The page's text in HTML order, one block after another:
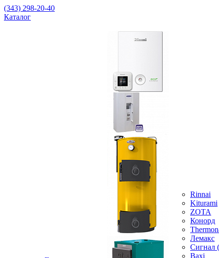
(343) 298-20-40
Каталог
Rinnai
Kiturami
ZOTA
Конорд
Лемакс
Baxi